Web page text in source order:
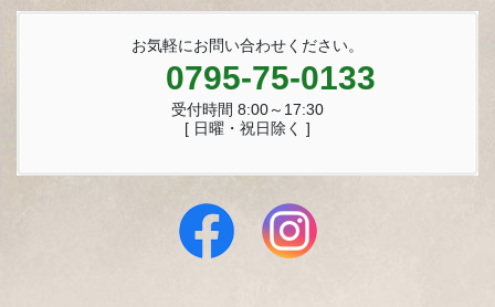
お気軽にお問い合わせください。
0795-75-0133
受付時間 8:00～17:30
[ 日曜・祝日除く ]